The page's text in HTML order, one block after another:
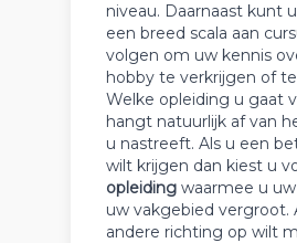
niveau. Daarnaast kunt
een breed scala aan
volgen om uw kennis
hobby te verkrijgen of
Welke opleiding u gaat
hangt natuurlijk af van
u nastreeft. Als u een
wilt krijgen dan kiest u
opleiding waarmee u
uw vakgebied vergroot.
andere richting op wilt